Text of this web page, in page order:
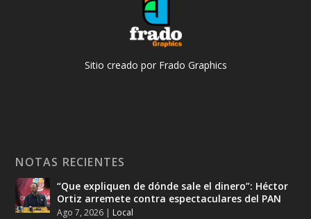
Sitio creado por Frado Graphics
NOTAS RECIENTES
“Que expliquen de dónde sale el dinero”: Héctor
Ortiz arremete contra espectaculares del PAN
Ago 7, 2026 | Local